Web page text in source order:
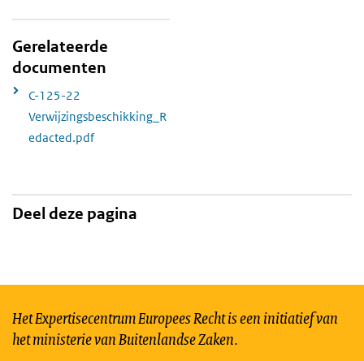
Gerelateerde
documenten
C-125-22
Verwijzingsbeschikking_R
edacted.pdf
Deel deze pagina
Het Expertisecentrum Europees Recht is een initiatief van
het ministerie van Buitenlandse Zaken.